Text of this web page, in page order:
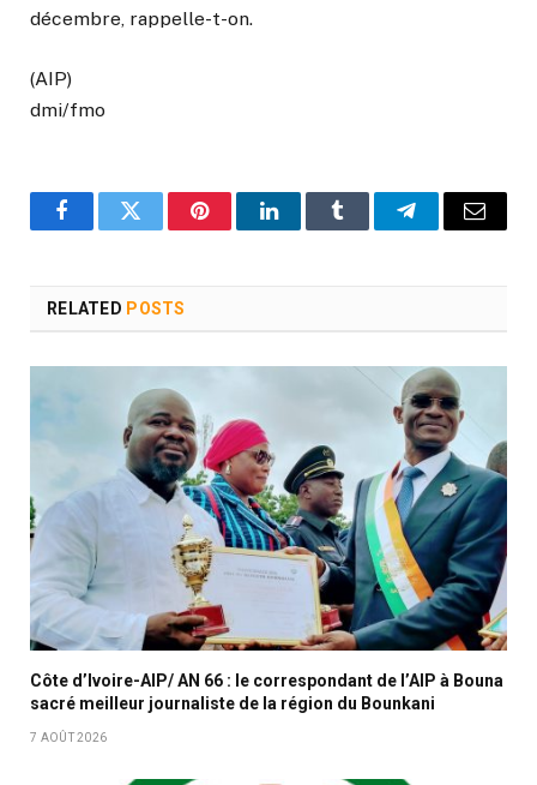
décembre, rappelle-t-on.
(AIP)
dmi/fmo
FacebookTwitter PinterestLinkedInTumblr TelegramEmail
RELATED POSTS
Côte d’Ivoire-AIP/ AN 66 : le correspondant de l’AIP à Bouna
sacré meilleur journaliste de la région du Bounkani
7 AOÛT 2026